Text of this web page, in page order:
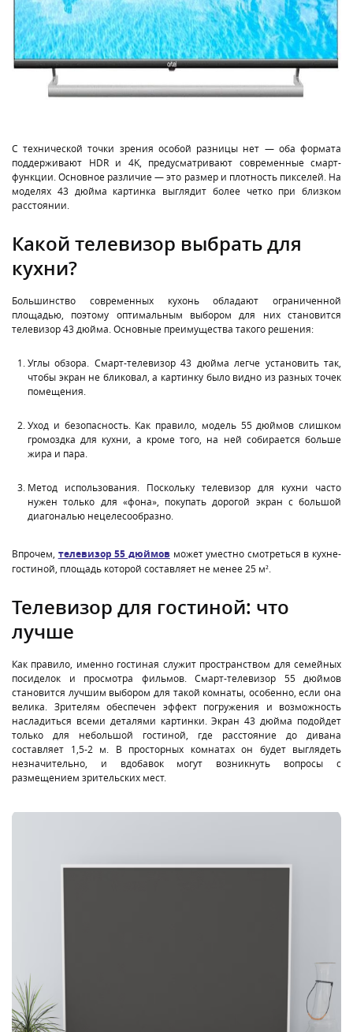
С технической точки зрения особой разницы нет — оба формата
поддерживают HDR и 4K, предусматривают современные смарт-
функции. Основное различие — это размер и плотность пикселей. На
моделях 43 дюйма картинка выглядит более четко при близком
расстоянии.
Какой телевизор выбрать для
кухни?
Большинство современных кухонь обладают ограниченной
площадью, поэтому оптимальным выбором для них становится
телевизор 43 дюйма. Основные преимущества такого решения:
Углы обзора. Смарт-телевизор 43 дюйма легче установить так,
чтобы экран не бликовал, а картинку было видно из разных точек
помещения.
Уход и безопасность. Как правило, модель 55 дюймов слишком
громоздка для кухни, а кроме того, на ней собирается больше
жира и пара.
Метод использования. Поскольку телевизор для кухни часто
нужен только для «фона», покупать дорогой экран с большой
диагональю нецелесообразно.
Впрочем, телевизор 55 дюймовможет уместно смотреться в кухне-
гостиной, площадь которой составляет не менее 25 м².
Телевизор для гостиной: что
лучше
Как правило, именно гостиная служит пространством для семейных
посиделок и просмотра фильмов. Смарт-телевизор 55 дюймов
становится лучшим выбором для такой комнаты, особенно, если она
велика. Зрителям обеспечен эффект погружения и возможность
насладиться всеми деталями картинки. Экран 43 дюйма подойдет
только для небольшой гостиной, где расстояние до дивана
составляет 1,5-2 м. В просторных комнатах он будет выглядеть
незначительно, и вдобавок могут возникнуть вопросы с
размещением зрительских мест.